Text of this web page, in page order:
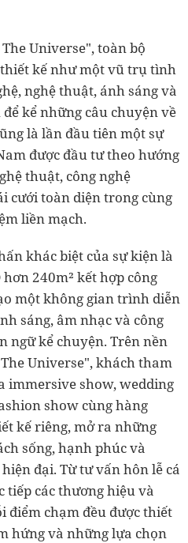
Universe", toàn bộ
kế như một vũ trụ tình
nghệ thuật, ánh sáng và
kể những câu chuyện về
là lần đầu tiên một sự
được đầu tư theo hướng
thuật, công nghệ
cưới toàn diện trong cùng
liền mạch.
khác biệt của sự kiện là
240m² kết hợp công
một không gian trình diễn
sáng, âm nhạc và công
ngữ kể chuyện. Trên nền
Universe", khách tham
immersive show, wedding
show cùng hàng
kế riêng, mở ra những
sống, hạnh phúc và
đại. Từ tư vấn hôn lễ cá
tiếp các thương hiệu và
điểm chạm đều được thiết
hứng và những lựa chọn